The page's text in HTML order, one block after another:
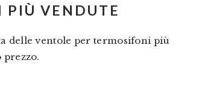
PIÙ VENDUTE
delle ventole per termosifoni più